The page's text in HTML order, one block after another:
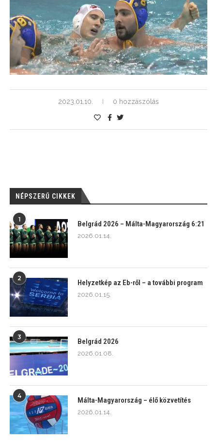
2023.01.10. 0 hozzászólás
NÉPSZERŰ CIKKEK
1
Belgrád 2026 – Málta-Magyarország 6:21
2026.01.14.
2
Helyzetkép az Eb-ről – a további program
2026.01.15.
3
Belgrád 2026
2026.01.08.
4
Málta-Magyarország – élő közvetítés
2026.01.14.